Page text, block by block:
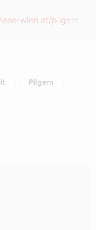
wien.at/pilgern
Pilgern